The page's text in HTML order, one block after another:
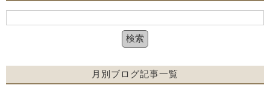
月別ブログ記事一覧